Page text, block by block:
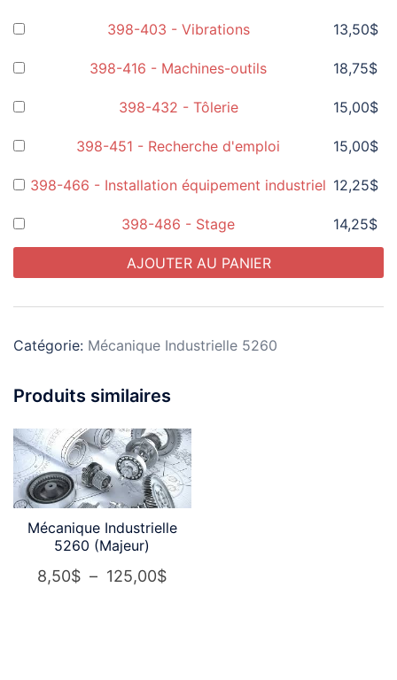
398-403 - Vibrations 13,50$
398-416 - Machines-outils 18,75$
398-432 - Tôlerie 15,00$
398-451 - Recherche d'emploi 15,00$
398-466 - Installation équipement industriel 12,25$
398-486 - Stage 14,25$
AJOUTER AU PANIER
Catégorie: Mécanique Industrielle 5260
Produits similaires
Mécanique Industrielle
5260 (Majeur)
8,50$ – 125,00$